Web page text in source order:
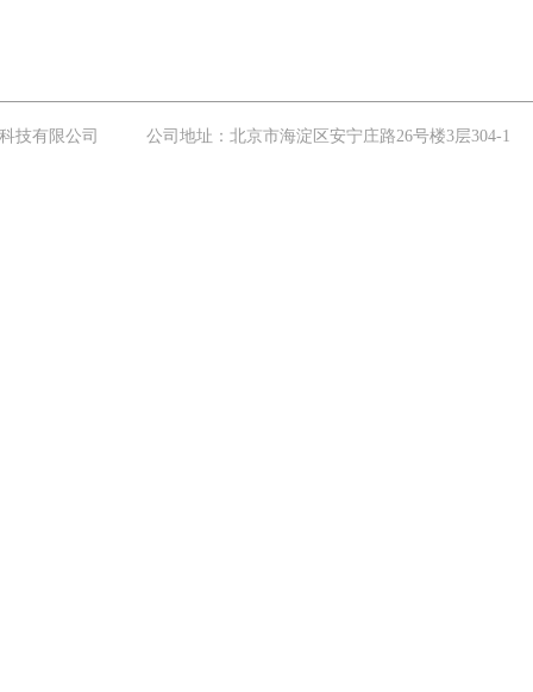
世科技有限公司 公司地址：北京市海淀区安宁庄路26号楼3层